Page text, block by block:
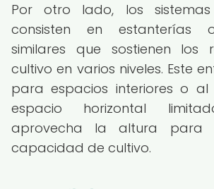
Por otro lado, los
consisten en estanterías
similares que sostienen los
cultivo en varios niveles. Este
para espacios interiores o
espacio horizontal
aprovecha la altura para
capacidad de cultivo.